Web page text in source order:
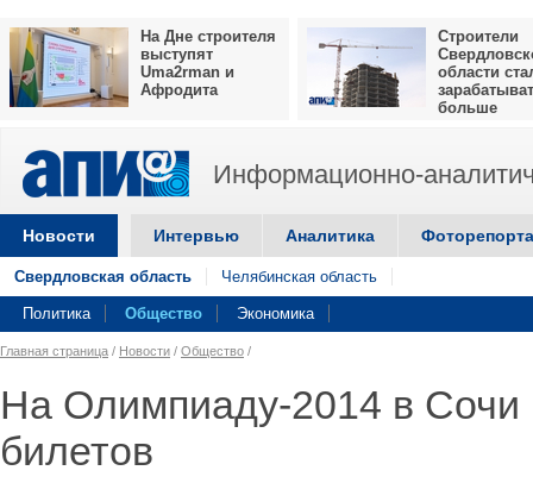
На Дне строителя
выступят
Uma2rman и
Афродита
Строители
области
больше
Информационно-
Новости Интервью Аналитика
Свердловская область Челябинская область
Политика Общество Экономика
Главная страница / Новости / Общество /
На Олимпиаду-2014 в Сочи
билетов